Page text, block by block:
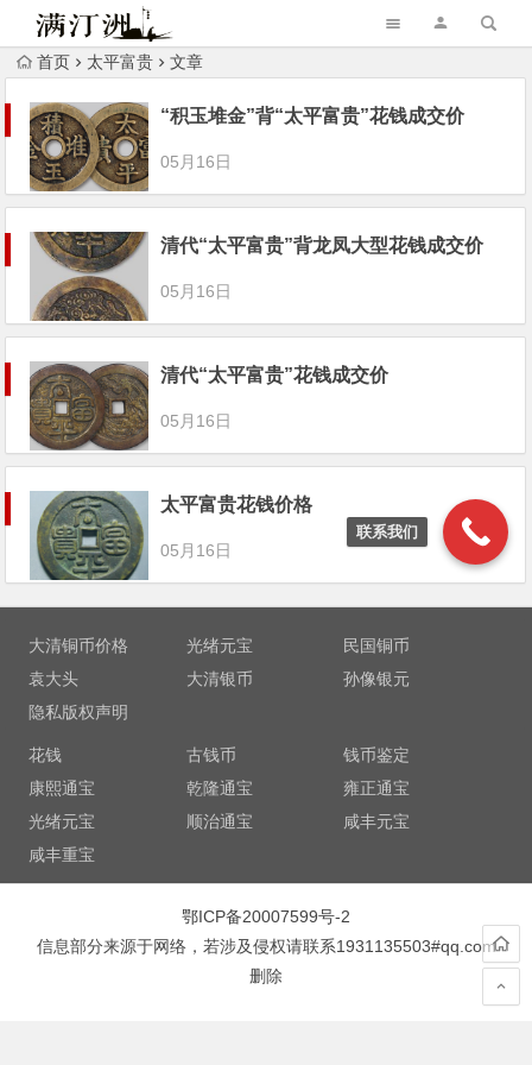
首页 太平富贵 文章
“积玉堆金”背“太平富贵”花钱成交价
05月16日
清代“太平富贵”背龙凤大型花钱成交价
05月16日
清代“太平富贵”花钱成交价
05月16日
太平富贵花钱价格
05月16日
大清铜币价格 光绪元宝
民国铜币
袁大头
大清银币
孙像银元
隐私版权声明
花钱 古钱币
钱币鉴定
康熙通宝
乾隆通宝
雍正通宝
光绪元宝
顺治通宝
咸丰元宝
咸丰重宝
鄂ICP备20007599号-2
信息部分来源于网络，若涉及侵权请联系1931135503#qq.com
删除
联系我们